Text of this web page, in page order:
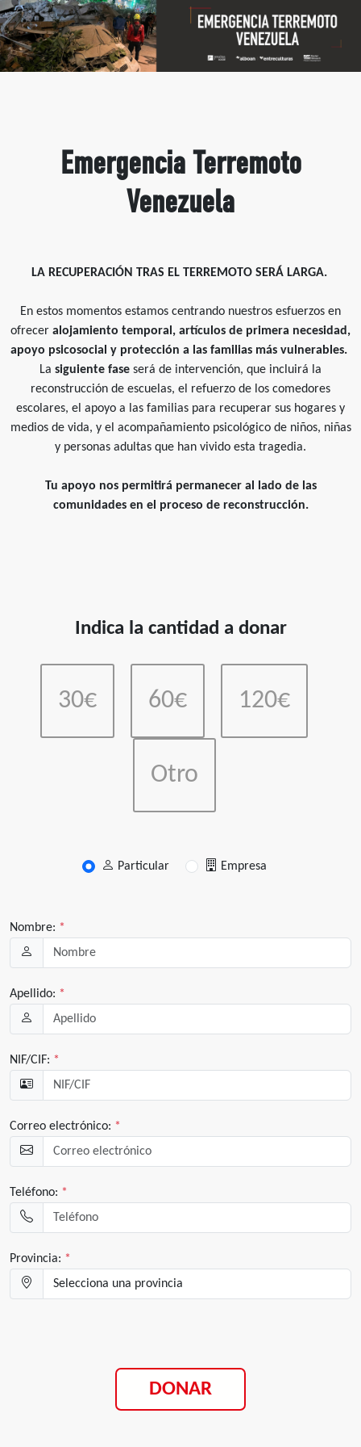
Emergencia Terremoto
Venezuela
LA RECUPERACIÓN TRAS EL TERREMOTO SERÁ LARGA.
En estos momentos estamos centrando nuestros esfuerzos en
ofrecer alojamiento temporal, artículos de primera necesidad,
apoyo psicosocial y protección a las familias más vulnerables.
La siguiente fase será de intervención, que incluirá la
reconstrucción de escuelas, el refuerzo de los comedores
escolares, el apoyo a las familias para recuperar sus hogares y
medios de vida, y el acompañamiento psicológico de niños, niñas
y personas adultas que han vivido esta tragedia.
Tu apoyo nos permitirá permanecer al lado de las
comunidades en el proceso de reconstrucción.
Indica la cantidad a donar
30€ 60€ 120€
Otro
Particular Empresa
Nombre: *
Apellido: *
NIF/CIF: *
Correo electrónico: *
Teléfono: *
Provincia: *
DONAR